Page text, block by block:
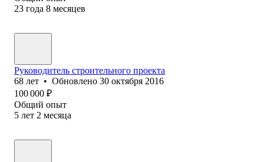
23 года 8 месяцев
Руководитель строительного проекта
68 лет • Обновлено 30 октября 2016
100 000 ₽
Общий опыт
5 лет 2 месяца